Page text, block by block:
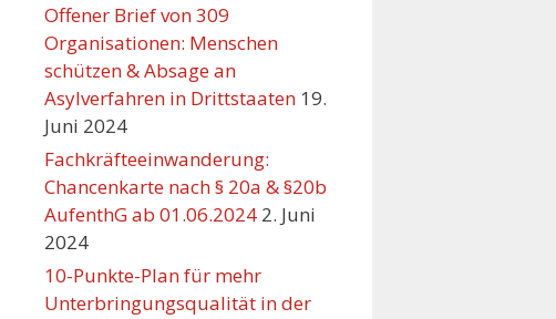
Offener Brief von 309
Organisationen: Menschen
schützen & Absage an
Asylverfahren in Drittstaaten 19.
Juni 2024
Fachkräfteeinwanderung:
Chancenkarte nach § 20a & §20b
AufenthG ab 01.06.2024 2. Juni
2024
10-Punkte-Plan für mehr
Unterbringungsqualität in der